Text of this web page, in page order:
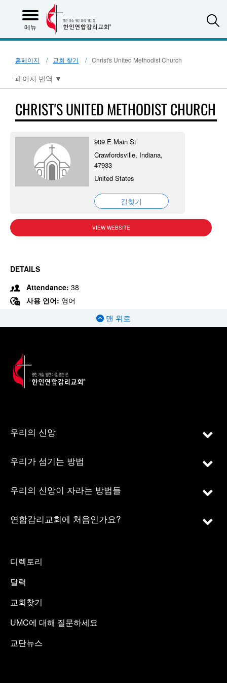
메뉴
홈페이지 교회 찾기 Christ's United Methodist Church
페이지 번역 ▼
CHRIST'S UNITED METHODIST CHURCH
909 E Main St
Crawfordsville, Indiana,
47933
United States
길찾기
VIEW WEBSITE
DETAILS
Attendance: 38
사용 언어: 영어
맨 위로
우리의 신앙
우리가 섬기는 방법
우리의 신앙이 자라는 방법들
연합감리교회에 처음인가요?
디렉토리
달력
교회찾기
UMC에 대해 질문하세요
교단뉴스